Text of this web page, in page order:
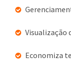
Visualização
Economiza